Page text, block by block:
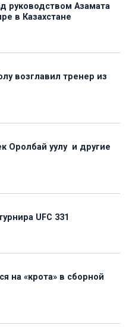
руководством Азамата
в Казахстане
возглавил тренер из
Оролбай уулу и другие
UFC 331
на «крота» в сборной